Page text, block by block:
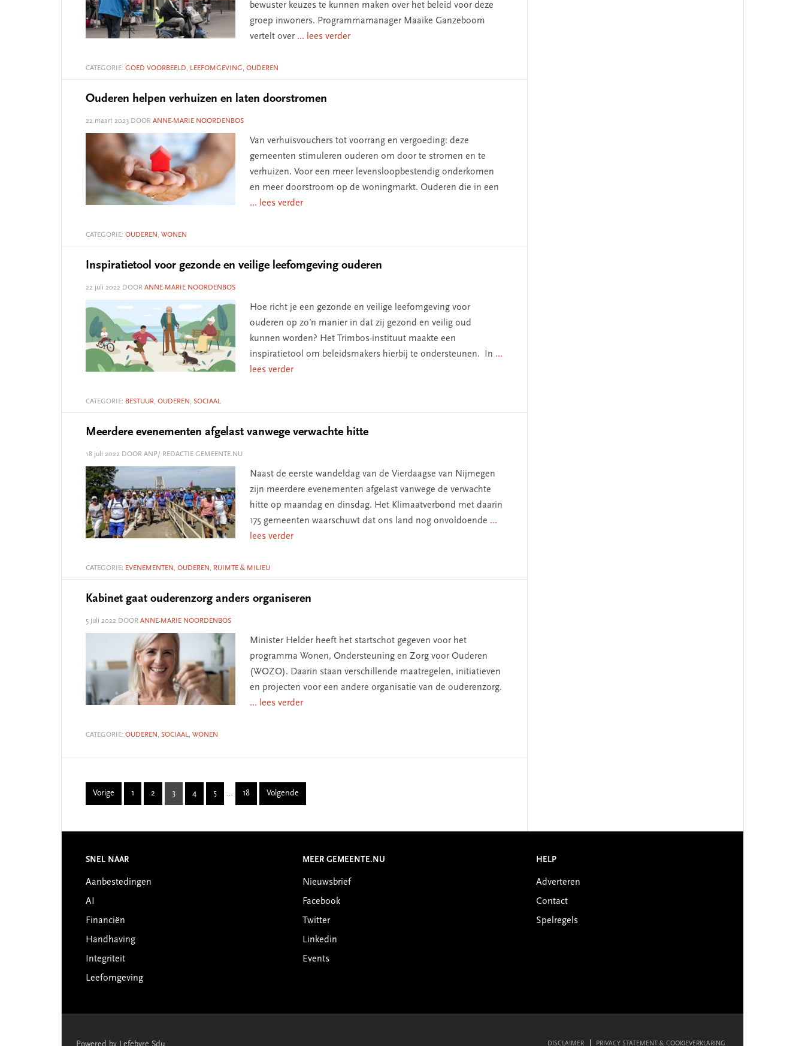
bewuster keuzes te kunnen maken over het beleid voor deze
groep inwoners. Programmamanager Maaike Ganzeboom
vertelt over ... lees verder
CATEGORIE: GOED VOORBEELD, LEEFOMGEVING, OUDEREN
Ouderen helpen verhuizen en laten doorstromen
22 maart 2023 DOOR ANNE-MARIE NOORDENBOS
Van verhuisvouchers tot voorrang en vergoeding: deze
gemeenten stimuleren ouderen om door te stromen en te
verhuizen. Voor een meer levensloopbestendig onderkomen
en meer doorstroom op de woningmarkt. Ouderen die in een
... lees verder
CATEGORIE: OUDEREN , WONEN
Inspiratietool voor gezonde en veilige leefomgeving ouderen
22 juli 2022 DOOR ANNE-MARIE NOORDENBOS
Hoe richt je een gezonde en veilige leefomgeving voor
ouderen op zo’n manier in dat zij gezond en veilig oud
kunnen worden? Het Trimbos-instituut maakte een
inspiratietool om beleidsmakers hierbij te ondersteunen. In ...
lees verder
CATEGORIE: BESTUUR, OUDEREN , SOCIAAL
Meerdere evenementen afgelast vanwege verwachte hitte
18 juli 2022 DOOR ANP/ REDACTIE GEMEENTE.NU
Naast de eerste wandeldag van de Vierdaagse van Nijmegen
zijn meerdere evenementen afgelast vanwege de verwachte
hitte op maandag en dinsdag. Het Klimaatverbond met daarin
175 gemeenten waarschuwt dat ons land nog onvoldoende ...
lees verder
CATEGORIE: EVENEMENTEN , OUDEREN , RUIMTE & MILIEU
Kabinet gaat ouderenzorg anders organiseren
5 juli 2022 DOOR ANNE-MARIE NOORDENBOS
Minister Helder heeft het startschot gegeven voor het
programma Wonen, Ondersteuning en Zorg voor Ouderen
(WOZO). Daarin staan verschillende maatregelen, initiatieven
en projecten voor een andere organisatie van de ouderenzorg.
... lees verder
CATEGORIE: OUDEREN , SOCIAAL, WONEN
Vorige Page
1 Page
2 Page
3 Page
4 Page
5
Interim
pages
… 18 Volgende
Footer
SNEL NAAR
Aanbestedingen
AI
Financiën
Handhaving
Integriteit
Leefomgeving
MEER GEMEENTE.NU
Nieuwsbrief
Facebook
Twitter
Linkedin
Events
HELP
Adverteren
Contact
Spelregels
DISCLAIMER PRIVACY STATEMENT & COOKIEVERKLARING